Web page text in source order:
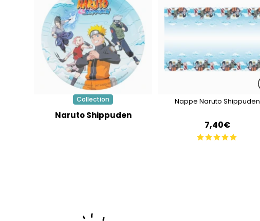
Collection
Naruto Shippuden
Nappe Naruto Shippuden
7,40€